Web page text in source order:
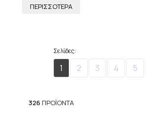
ΠΕΡΙΣΣΟΤΕΡΑ
Σελίδες:
1 2 3 4 5
326 ΠΡΟΪΌΝΤΑ